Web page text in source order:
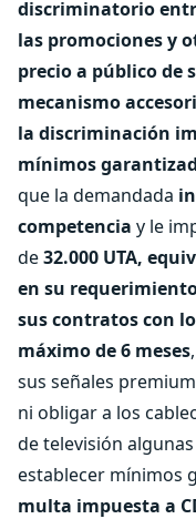
discriminatorio
las promociones y
precio a público de
mecanismo
la discriminación
mínimos
que la demandada
competencia y le
de32.000 UTA,
en su
sus contratos con
máximo de 6 meses
sus señales
ni obligar a los
de televisión
establecer mínimos
multa impuesta a